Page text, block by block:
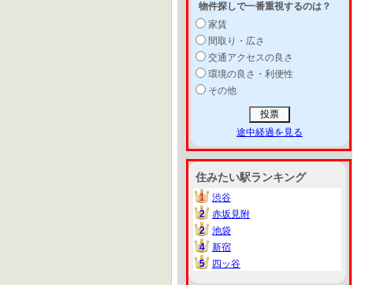
物件探しで一番重視するのは？
家賃
間取り・広さ
交通アクセスの良さ
環境の良さ・利便性
その他
途中経過を見る
住みたい駅ランキング
1
1
渋谷
2
2
赤坂見附
2
2
池袋
4
4
新宿
5
5 四ッ谷